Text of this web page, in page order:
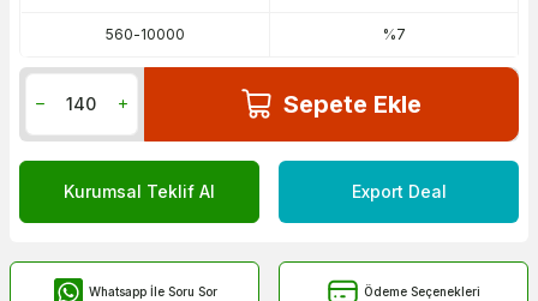
560-10000 %7
Sepete Ekle
Kurumsal Teklif Al Export Deal
Whatsapp İle Soru Sor Ödeme Seçenekleri